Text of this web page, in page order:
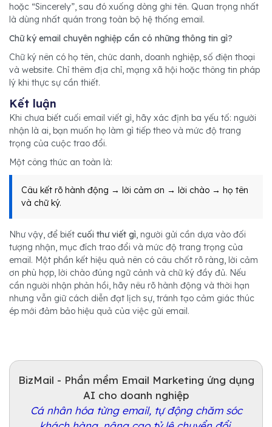
hoặc “Sincerely”, sau đó xuống dòng ghi tên. Quan trọng nhất
là dùng nhất quán trong toàn bộ hệ thống email.
Chữ ký email chuyên nghiệp cần có những thông tin gì?
Chữ ký nên có họ tên, chức danh, doanh nghiệp, số điện thoại
và website. Chỉ thêm địa chỉ, mạng xã hội hoặc thông tin pháp
lý khi thực sự cần thiết.
Kết luận
Khi chưa biết cuối email viết gì, hãy xác định ba yếu tố: người
nhận là ai, bạn muốn họ làm gì tiếp theo và mức độ trang
trọng của cuộc trao đổi.
Một công thức an toàn là:
Câu kết rõ hành động → lời cảm ơn → lời chào → họ tên
và chữ ký.
Như vậy, để biết cuối thư viết gì, người gửi cần dựa vào đối
tượng nhận, mục đích trao đổi và mức độ trang trọng của
email. Một phần kết hiệu quả nên có câu chốt rõ ràng, lời cảm
ơn phù hợp, lời chào đúng ngữ cảnh và chữ ký đầy đủ. Nếu
cần người nhận phản hồi, hãy nêu rõ hành động và thời hạn
nhưng vẫn giữ cách diễn đạt lịch sự, tránh tạo cảm giác thúc
ép mới đảm bảo hiệu quả của việc gửi email.
BizMail - Phần mềm Email Marketing ứng dụng
AI cho doanh nghiệp
Cá nhân hóa từng email, tự động chăm sóc